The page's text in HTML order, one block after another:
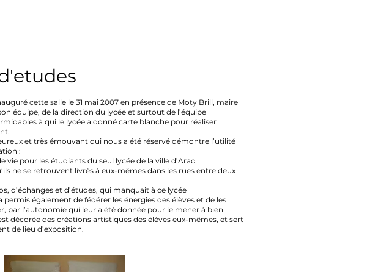
cette salle le 31 mai 2007 en présence de Moty Brill, maire
équipe, de la direction du lycée et surtout de l’équipe
à qui le lycée a donné carte blanche pour réaliser
et très émouvant qui nous a été réservé démontre l’utilité
:
vie pour les étudiants du seul lycée de la ville d’Arad
ne se retrouvent livrés à eux-mêmes dans les rues entre deux
d’échanges et d’études, qui manquait à ce lycée
permis également de fédérer les énergies des élèves et de les
par l’autonomie qui leur a été donnée pour le mener à bien
décorée des créations artistiques des élèves eux-mêmes, et sert
de lieu d’exposition.